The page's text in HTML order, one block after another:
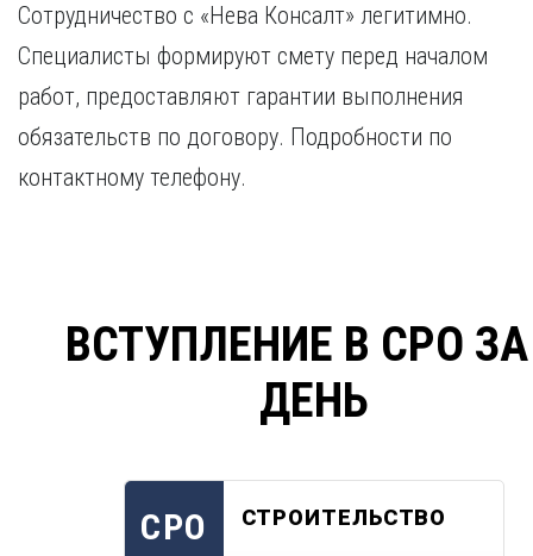
Сотрудничество с «Нева Консалт» легитимно.
Специалисты формируют смету перед началом
работ, предоставляют гарантии выполнения
обязательств по договору. Подробности по
контактному телефону.
ВСТУПЛЕНИЕ В СРО
ДЕНЬ
СРО СТРОИТЕЛЬСТВО